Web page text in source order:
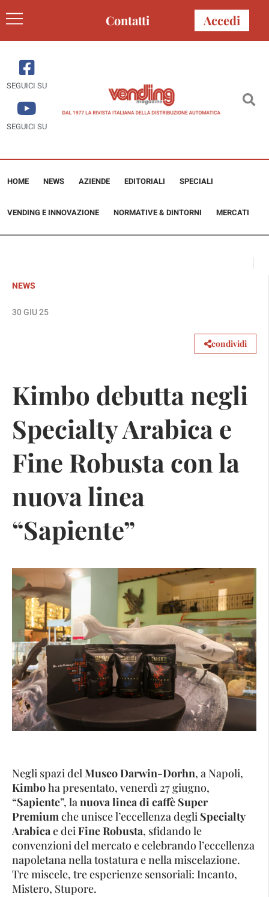
Contatti Accedi
SEGUICI SU
SEGUICI SU
HOME NEWS AZIENDE EDITORIALI SPECIALI
VENDING E INNOVAZIONE NORMATIVE & DINTORNI MERCATI
NEWS
30 GIU 25
condividi
Kimbo debutta negli
Specialty Arabica e
Fine Robusta con la
nuova linea
“Sapiente”
Negli spazi delMuseo Darwin-Dorhn, a Napoli,
Kimboha presentato, venerdì 27 giugno,
“Sapiente”, lanuova linea di caffè Super
Premiumche unisce l’eccellenza degli Specialty
Arabicae deiFine Robusta, sfidando le
convenzioni del mercato e celebrando l’eccellenza
napoletana nella tostatura e nella miscelazione.
Tre miscele, tre esperienze sensoriali: Incanto,
Mistero, Stupore.